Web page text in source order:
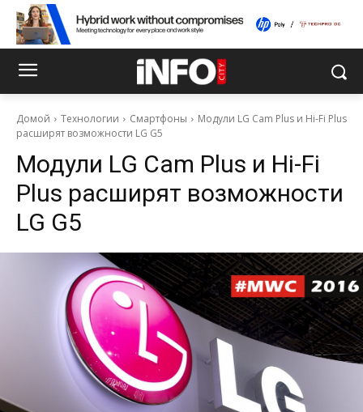
Домой Технологии Смартфоны
Модули LG Cam Plus и Hi-Fi Plus
расширят возможности LG G5
Модули LG Cam Plus и Hi-Fi
Plus расширят возможности
LG G5